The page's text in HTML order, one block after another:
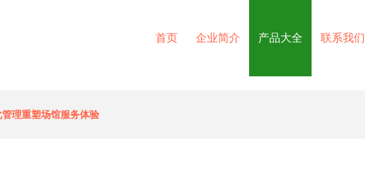
首页 企业简介 产品大全 联系我们
理重塑场馆服务体验